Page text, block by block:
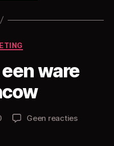
nog
de
Formule
Categorieën
ware
Berichtauteur
o
o
r
C
h
ri
Geen reactiesop